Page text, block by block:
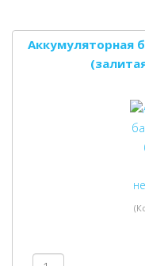
Аккумуляторная